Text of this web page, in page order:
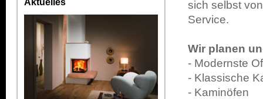
Aktuelles
sich selbst
Service.
Wir planen
- Modernste
- Klassische
- Kaminöfen